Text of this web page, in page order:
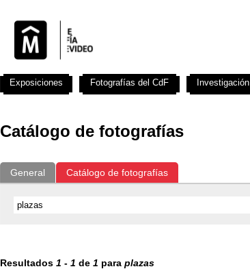
Catálogo de fotografías
General Catálogo de fotografías
Resultados 1 - 1 de 1 para plazas
Exposiciones Fotografías del CdF Investigación